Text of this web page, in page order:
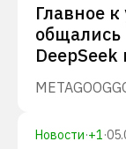
Главное
общались
METAGOOG
Новости·+1·